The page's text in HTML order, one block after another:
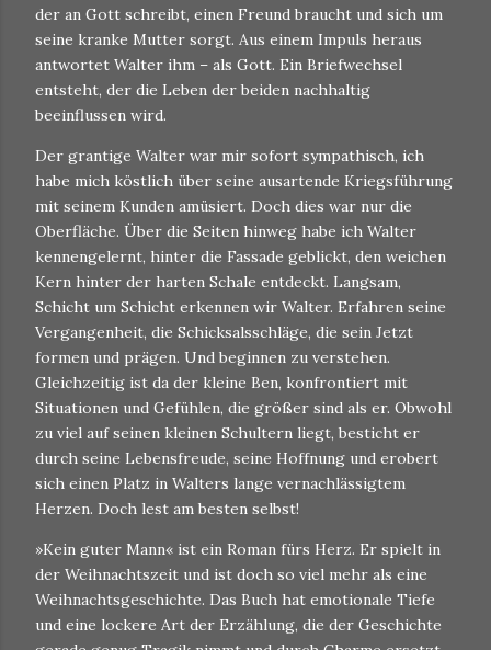
der an Gott schreibt, einen Freund braucht und sich um
seine kranke Mutter sorgt. Aus einem Impuls heraus
antwortet Walter ihm – als Gott. Ein Briefwechsel
entsteht, der die Leben der beiden nachhaltig
beeinflussen wird.
Der grantige Walter war mir sofort sympathisch, ich
habe mich köstlich über seine ausartende Kriegsführung
mit seinem Kunden amüsiert. Doch dies war nur die
Oberfläche. Über die Seiten hinweg habe ich Walter
kennengelernt, hinter die Fassade geblickt, den weichen
Kern hinter der harten Schale entdeckt. Langsam,
Schicht um Schicht erkennen wir Walter. Erfahren seine
Vergangenheit, die Schicksalsschläge, die sein Jetzt
formen und prägen. Und beginnen zu verstehen.
Gleichzeitig ist da der kleine Ben, konfrontiert mit
Situationen und Gefühlen, die größer sind als er. Obwohl
zu viel auf seinen kleinen Schultern liegt, besticht er
durch seine Lebensfreude, seine Hoffnung und erobert
sich einen Platz in Walters lange vernachlässigtem
Herzen. Doch lest am besten selbst!
»Kein guter Mann« ist ein Roman fürs Herz. Er spielt in
der Weihnachtszeit und ist doch so viel mehr als eine
Weihnachtsgeschichte. Das Buch hat emotionale Tiefe
und eine lockere Art der Erzählung, die der Geschichte